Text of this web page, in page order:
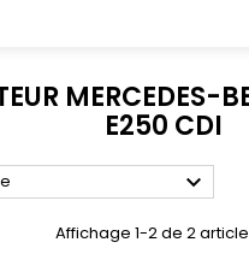
MERCEDES-
E250 CDI

Affichage 1-2 de 2